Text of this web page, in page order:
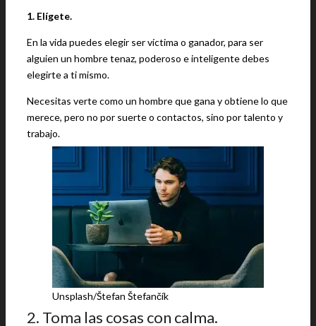
1. Elígete.
En la vida puedes elegir ser víctima o ganador, para ser
alguien un hombre tenaz, poderoso e inteligente debes
elegirte a ti mismo.
Necesitas verte como un hombre que gana y obtiene lo que
merece, pero no por suerte o contactos, sino por talento y
trabajo.
Unsplash/Štefan Štefančík
2. Toma las cosas con calma.